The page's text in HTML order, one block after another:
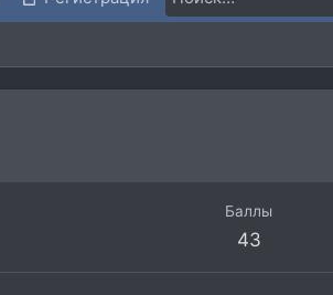
Баллы
43